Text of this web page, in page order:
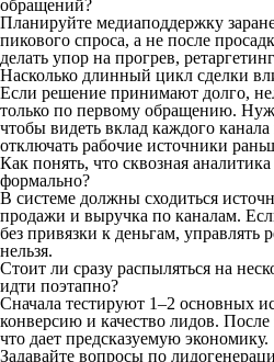
обращений?
Планируйте медиаподдержку
пикового спроса, а не после
делать упор на прогрев,
Насколько длинный цикл сделки
Если решение принимают долго,
только по первому обращению.
чтобы видеть вклад каждого
отключать рабочие источники
Как понять, что сквозная
формально?
В системе должны сходиться
продажи и выручка по каналам.
без привязки к деньгам, управлять
нельзя.
Стоит ли сразу распыляться на
идти поэтапно?
Сначала тестируют 1–2 основных
конверсию и качество лидов.
что дает предсказуемую экономику.
Задавайте вопросы по